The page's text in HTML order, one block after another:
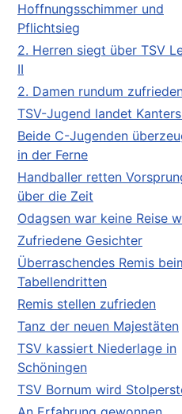
Hoffnungsschimmer und
Pflichtsieg
2. Herren siegt über TSV
II
2. Damen rundum
TSV-Jugend landet
Beide C-Jugenden
in der Ferne
Handballer retten
über die Zeit
Odagsen war keine Reise
Zufriedene Gesichter
Überraschendes Remis
Tabellendritten
Remis stellen zufrieden
Tanz der neuen Majestäten
TSV kassiert Niederlage in
Schöningen
TSV Bornum wird